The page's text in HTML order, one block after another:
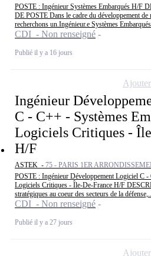
POSTE : Ingénieur Systèmes Embarqués H/F
DE POSTE Dans le cadre du développement
recherchons un.Ingénieur.e Systèmes
CDI - Non renseigné
Publié il y a 16 jours
Ingénieur
C - C++ - Systèmes
Logiciels Critiques -
H/F
ASTEK - 75 - PARIS 1ER
POSTE : Ingénieur Développement Logiciel C
Logiciels Critiques - Île-De-France H/F
stratégiques au coeur des secteurs de la
CDI - Non renseigné
Publié il y a 27 jours